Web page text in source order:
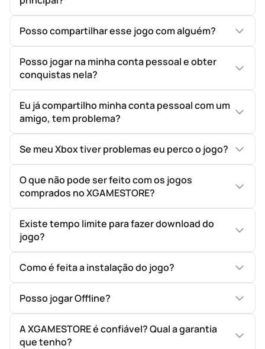
Posso compartilhar esse jogo com alguém?
Posso jogar na minha conta pessoal e obter
conquistas nela?
Eu já compartilho minha conta pessoal com um
amigo, tem problema?
Se meu Xbox tiver problemas eu perco o jogo?
O que não pode ser feito com os jogos
comprados no XGAMESTORE?
Existe tempo limite para fazer download do
jogo?
Como é feita a instalação do jogo?
Posso jogar Offline?
A XGAMESTORE é confiável? Qual a garantia
que tenho?